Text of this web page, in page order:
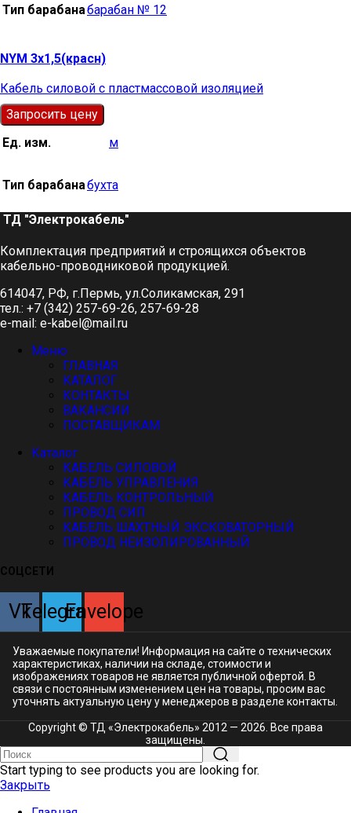
Тип барабанабарабан № 12
NYM 3х1,5(красн)
Кабель силовой с пластмассовой изоляцией
Запросить цену
Ед. изм.
м
Тип барабанабухта
ТД "Электрокабель"​
Комплектация предприятий и строящихся объектов
кабельно-проводниковой продукцией.
614047, РФ, г.Пермь, ул.Соликамская, 291
тел.: +7 (342) 257-69-26, 257-69-28
e-mail: e-kabel@mail.ru
Меню
ГЛАВНАЯ
КАТАЛОГ
КОНТАКТЫ
ВАКАНСИИ
ПОСТАВЩИКАМ
Каталог
КАБЕЛЬ СИЛОВОЙ
КАБЕЛЬ УПРАВЛЕНИЯ
КАБЕЛЬ КОНТРОЛЬНЫЙ
ПРОВОД СИП
КАБЕЛЬ ШАХТНЫЙ ЭКСКОВАТОРНЫЙ
ПРОВОД НЕИЗОЛИРОВАННЫЙ
СОЦСЕТИ
VkTelegramEnvelope
Уважаемые покупатели! Информация на сайте о технических
характеристиках, наличии на складе, стоимости и
изображениях товаров не является публичной офертой. В
связи с постоянным изменением цен на товары, просим вас
уточнять актуальную цену у менеджеров в разделе контакты.
Copyright © ТД «Электрокабель»​ 2012 — 2026. Все права
защищены.
Start typing to see products you are looking for.
Закрыть